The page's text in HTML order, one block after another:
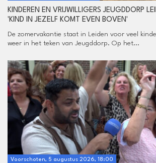
KINDEREN EN VRIJWILLIGERS JEUGDDORP
'KIND IN JEZELF KOMT EVEN BOVEN'
De zomervakantie staat in Leiden voor veel
weer in het teken van Jeugddorp. Op het...
Voorschoten, 5 augustus 2026, 18:00